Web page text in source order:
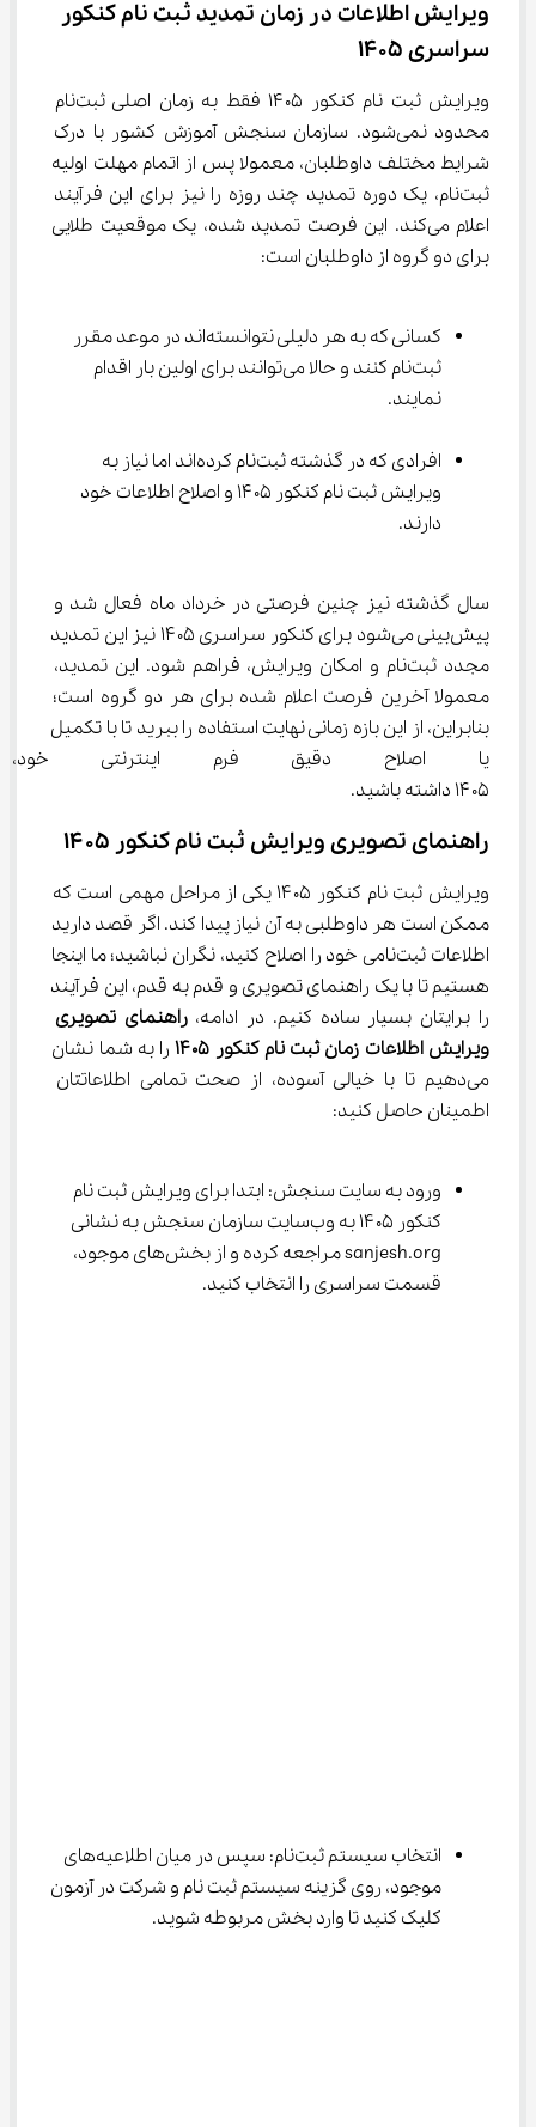
ویرایش اطلاعات در زمان تمدید ثبت نام کنکور
سراسری 1405
ویرایش ثبت نام کنکور ۱۴۰۵ فقط به زمان اصلی ثبت‌نام
محدود نمی‌شود. سازمان سنجش آموزش کشور با درک
شرایط مختلف داوطلبان، معمولا پس از اتمام مهلت اولیه
ثبت‌نام، یک دوره تمدید چند روزه را نیز برای این فرآیند
اعلام می‌کند. این فرصت تمدید شده، یک موقعیت طلایی
برای دو گروه از داوطلبان است:
کسانی که به هر دلیلی نتوانسته‌اند در موعد مقرر
ثبت‌نام کنند و حالا می‌توانند برای اولین بار اقدام
نمایند.
افرادی که در گذشته ثبت‌نام کرده‌اند اما نیاز به
ویرایش ثبت نام کنکور ۱۴۰۵ و اصلاح اطلاعات خود
دارند.
سال گذشته نیز چنین فرصتی در خرداد ماه فعال شد و
پیش‌بینی می‌شود برای کنکور سراسری ۱۴۰۵ نیز این تمدید
مجدد ثبت‌نام و امکان ویرایش، فراهم شود. این تمدید،
معمولا آخرین فرصت اعلام شده برای هر دو گروه است؛
بنابراین، از این بازه زمانی نهایت استفاده را ببرید تا با تکمیل
یا اصلاح دقیق فرم اینترنتی
۱۴۰۵ داشته باشید.
راهنمای تصویری ویرایش ثبت نام کنکور ۱۴۰۵
ویرایش ثبت نام کنکور ۱۴۰۵ یکی از مراحل مهمی است که
ممکن است هر داوطلبی به آن نیاز پیدا کند. اگر قصد دارید
اطلاعات ثبت‌نامی خود را اصلاح کنید، نگران نباشید؛ ما اینجا
هستیم تا با یک راهنمای تصویری و قدم به قدم، این فرآیند
را برایتان بسیار ساده کنیم. در ادامه، راهنمای تصویری
ویرایش اطلاعات زمان ثبت نام کنکور ۱۴۰۵
را به شما نشان
می‌دهیم تا با خیالی آسوده، از صحت تمامی اطلاعاتتان
اطمینان حاصل کنید:
ورود به سایت سنجش: ابتدا برای ویرایش ثبت نام
کنکور ۱۴۰۵ به وب‌سایت سازمان سنجش به نشانی
sanjesh.org مراجعه کرده و از بخش‌های موجود،
قسمت سراسری را انتخاب کنید.
انتخاب سیستم ثبت‌نام: سپس در میان اطلاعیه‌های
موجود، روی گزینه سیستم ثبت نام و شرکت در آزمون
کلیک کنید تا وارد بخش مربوطه شوید.